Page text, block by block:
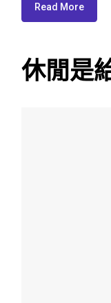
Read More
休閒是